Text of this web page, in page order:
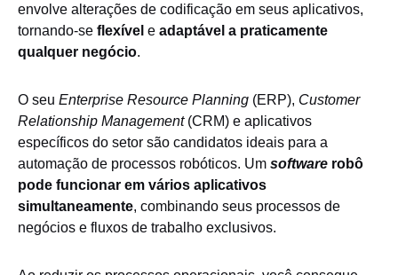
envolve alterações de codificação em seus aplicativos,
tornando-se flexível e adaptável a praticamente
qualquer negócio.
O seu Enterprise Resource Planning (ERP), Customer
Relationship Management(CRM) e aplicativos
específicos do setor são candidatos ideais para a
automação de processos robóticos. Um software robô
pode funcionar em vários aplicativos
simultaneamente, combinando seus processos de
negócios e fluxos de trabalho exclusivos.